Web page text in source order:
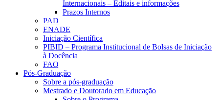
Internacionais – Editais e informações
Prazos Internos
PAD
ENADE
Iniciação Científica
PIBID – Programa Institucional de Bolsas de Iniciação
à Docência
FAQ
Pós-Graduação
Sobre a pós-graduação
Mestrado e Doutorado em Educação